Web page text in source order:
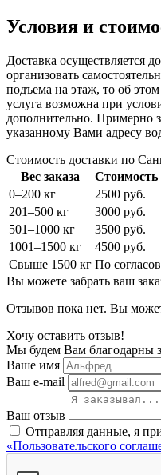
Условия и
Доставка осуществляется
организовать
подъема на этаж, то об этом
услуга возможна при
дополнительно. Примерно
указанному Вами адресу
Стоимость доставки по
Вес заказа
Стоимость
0–200 кг
2500 руб.
201–500 кг
3000 руб.
501–1000 кг
3500 руб.
1001–1500 кг
4500 руб.
Свыше 1500 кг По
Вы можете забрать ваш
Отзывов пока нет. Вы
Хочу оставить отзыв!
Мы будем Вам благодарны
Ваше имя
Ваш e-mail
Ваш отзыв
Отправляя данные, я
«Пользовательского